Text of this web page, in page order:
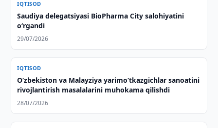
IQTISOD
Saudiya delegatsiyasi BioPharma City salohiyatini
o‘rgandi
29/07/2026
IQTISOD
Oʻzbekiston va Malayziya yarimoʻtkazgichlar sanoatini
rivojlantirish masalalarini muhokama qilishdi
28/07/2026